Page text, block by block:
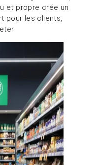
et propre crée un
pour les clients,